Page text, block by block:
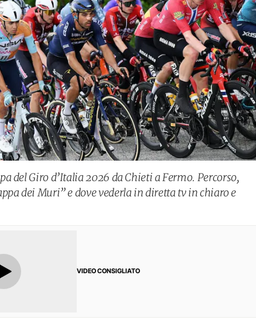
del Giro d’Italia 2026 da Chieti a Fermo. Percorso,
dei Muri” e dove vederla in diretta tv in chiaro e
VIDEO CONSIGLIATO